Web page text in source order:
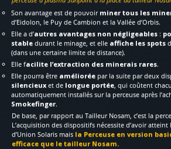
Son avantage est de pouvoir miner tous les
d’Eidolon, le Puy de Cambion et la Vallée d’Orbis.
Elle a d’autres avantages non négligeables :
stable durant le minage, et elle affiche les spots
(dans une certaine limite de distance).
Elle facilite l’extraction des minerais rares.
Elle pourra être améliorée par la suite par deux
silencieuxet de longue portée, qui coûtent
automatiquement installés sur la perceuse après
Smokefinger.
De base, par rapport au Tailleur Nosam, c’est la
L’acquisition des dispositifs nécessite d’avoir
d’Union Solaris mais la Perceuse en version
efficace que le tailleur Nosam.